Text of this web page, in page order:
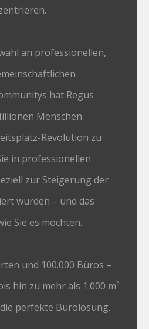
an professionellen,
hat Regus
Menschen
Revolution zu
in professionellen
zur Steigerung der
wurden – und das
Sie es möchten.
und 100.000 Büros –
hin zu mehr als 1.000 m²
perfekte Bürolösung.